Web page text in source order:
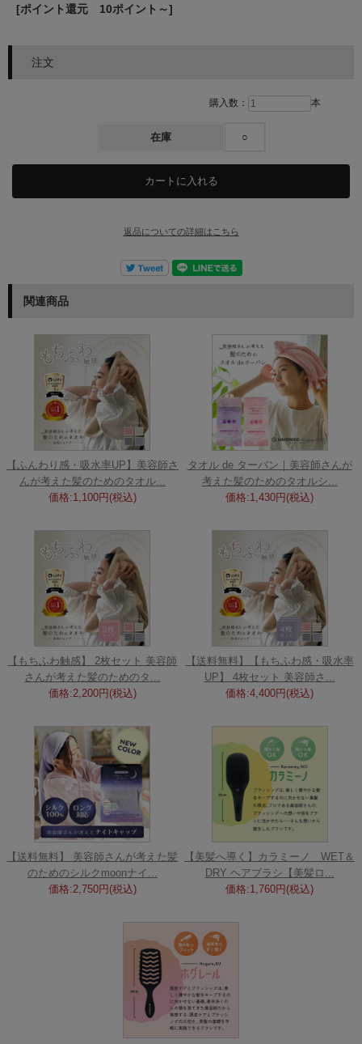
[ポイント還元 10ポイント～]
注文
購入数： 本
在庫 ○
返品についての詳細はこちら
関連商品
【ふんわり感・吸水率UP】美容師さ
んが考えた髪のためのタオル...
価格:1,100円(税込)
タオル de ターバン｜美容師さんが
考えた髪のためのタオルシ...
価格:1,430円(税込)
【もちふわ触感】 2枚セット 美容師
さんが考えた髪のためのタ...
価格:2,200円(税込)
【送料無料】【もちふわ感・吸水率
UP】 4枚セット 美容師さ...
価格:4,400円(税込)
【送料無料】 美容師さんが考えた髪
のためのシルクmoonナイ...
価格:2,750円(税込)
【美髪へ導く】カラミーノ WET＆
DRY ヘアブラシ【美髪ロ...
価格:1,760円(税込)